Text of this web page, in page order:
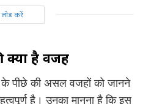
करें
क्या है वजह
के पीछे की असल वजहों को जानने
है। उनका मानना है कि इस